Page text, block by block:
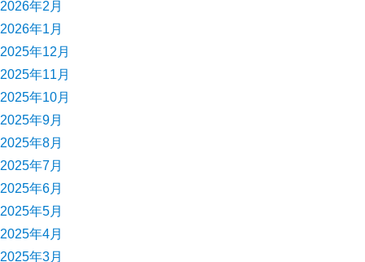
2026年2月
2026年1月
2025年12月
2025年11月
2025年10月
2025年9月
2025年8月
2025年7月
2025年6月
2025年5月
2025年4月
2025年3月